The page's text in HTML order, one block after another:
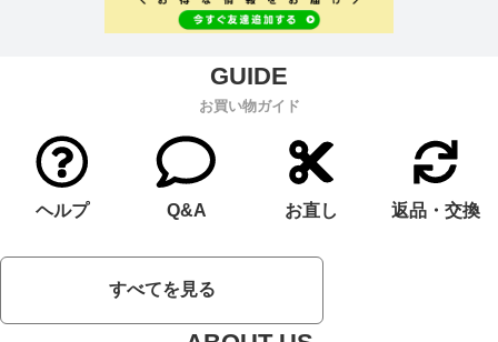
お買い物ガイド
ヘルプ Q&A お直し 返品・交換
すべてを見る